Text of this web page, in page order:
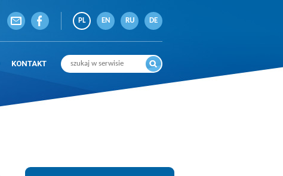
PL EN RU DE
KONTAKT